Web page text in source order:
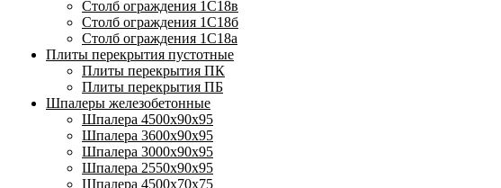
Столб ограждения 1С18в
Столб ограждения 1С18б
Столб ограждения 1С18а
Плиты перекрытия пустотные
Плиты перекрытия ПК
Плиты перекрытия ПБ
Шпалеры железобетонные
Шпалера 4500х90х95
Шпалера 3600х90х95
Шпалера 3000х90х95
Шпалера 2550х90х95
Шпалера 4500х70х75